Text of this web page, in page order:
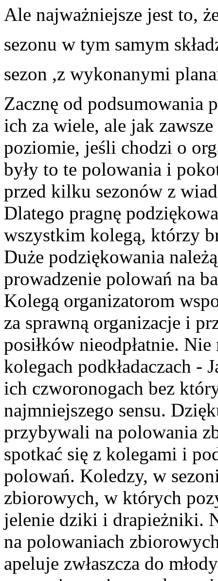
Ale najważniejsze jest to,
sezonu w tym samym
sezon ,z wykonanymi
Zacznę od podsumowania
ich za wiele, ale jak
poziomie, jeśli chodzi o
były to te polowania i
przed kilku sezonów z
Dlatego pragnę
wszystkim kolegą, którzy
Duże podziękowania
prowadzenie polowań na
Kolegą organizatorom
za sprawną organizacje i
posiłków nieodpłatnie.
kolegach podkładaczach -
ich czworonogach bez
najmniejszego sensu.
przybywali na polowania
spotkać się z kolegami i
polowań. Koledzy, w
zbiorowych, w których
jelenie dziki i drapieżniki.
na polowaniach
apeluje zwłaszcza do